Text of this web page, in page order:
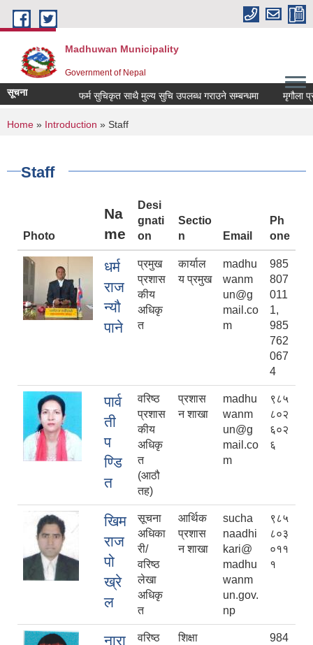
Skip to main content
Madhuwan Municipality
Government of Nepal
सूचना फर्म सुचिकृत साथै मुल्य सुचि उपलब्ध गराउने सम्बन्धमा मृगौला
You are here
Home » Introduction » Staff
Staff
Photo
Na
me
Desi
gnati
on
Sectio
n
Email
Ph
one
धर्म
राज
न्यौ
पाने
प्रमुख
प्रशास
कीय
अधिकृ
त
कार्याल
य प्रमुख
madhu
wanm
un@g
mail.co
m
985
807
011
1,
985
762
067
4
पार्व
ती
प
ण्डि
त
वरिष्ठ
प्रशास
कीय
अधिकृ
त
(आठौ
तह)
प्रशास
न शाखा
madhu
wanm
un@g
mail.co
m
९८५
८०२
६०२
६
खिम
राज
पो
ख्रे
ल
सूचना
अधिका
री/
वरिष्ठ
लेखा
अधिकृ
त
आर्थिक
प्रशास
न शाखा
sucha
naadhi
kari@
madhu
wanm
un.gov.
np
९८५
८०३
०११
१
नारा
वरिष्ठ
शिक्षा
984